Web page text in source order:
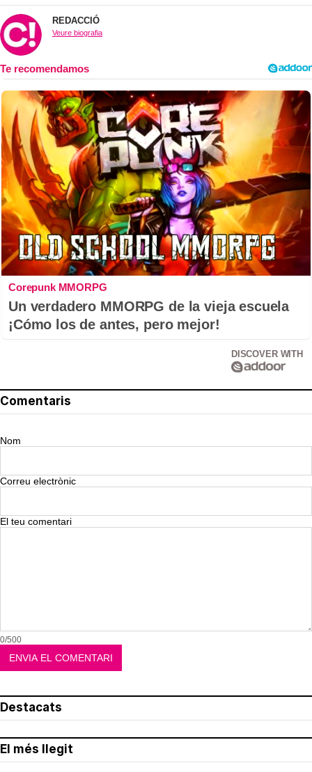
REDACCIÓ
Veure biografia
Corepunk MMORPG
Un verdadero MMORPG de la vieja escuela
¡Cómo los de antes, pero mejor!
DISCOVER WITH
Comentaris
Nom
Correu electrònic
El teu comentari
0/500
Destacats
El més llegit